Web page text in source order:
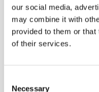
our social media,
may combine it with
provided to them or
of their services.
Necessary
Ma cos’è un
pavimento?